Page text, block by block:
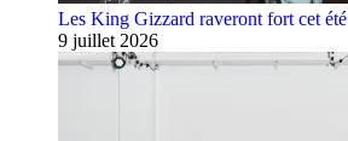
Les King Gizzard raveront fort cet été
9 juillet 2026